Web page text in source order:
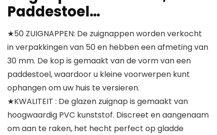
Paddestoel…
★50 ZUIGNAPPEN: De zuignappen worden verkocht
in verpakkingen van 50 en hebben een afmeting van
30 mm. De kop is gemaakt van de vorm van een
paddestoel, waardoor u kleine voorwerpen kunt
ophangen om uw huis te versieren.
★KWALITEIT : De glazen zuignap is gemaakt van
hoogwaardig PVC kunststof. Discreet en aangenaam
om aan te raken, het hecht perfect op gladde